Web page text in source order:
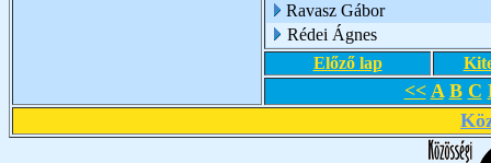
Ravasz Gábor
Rédei Ágnes
Előző lap
<< A B C